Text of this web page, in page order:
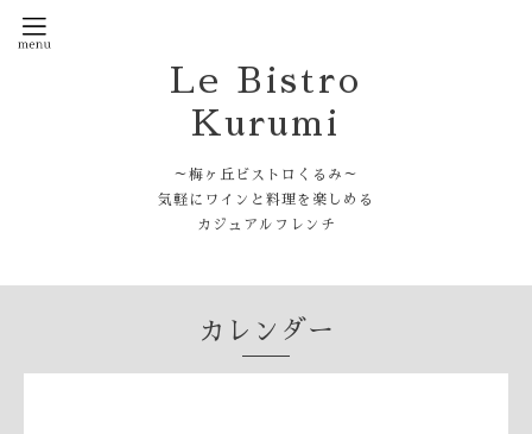
Le Bistro
Kurumi
～梅ヶ丘ビストロくるみ～
気軽にワインと料理を楽しめる
カジュアルフレンチ
カレンダー